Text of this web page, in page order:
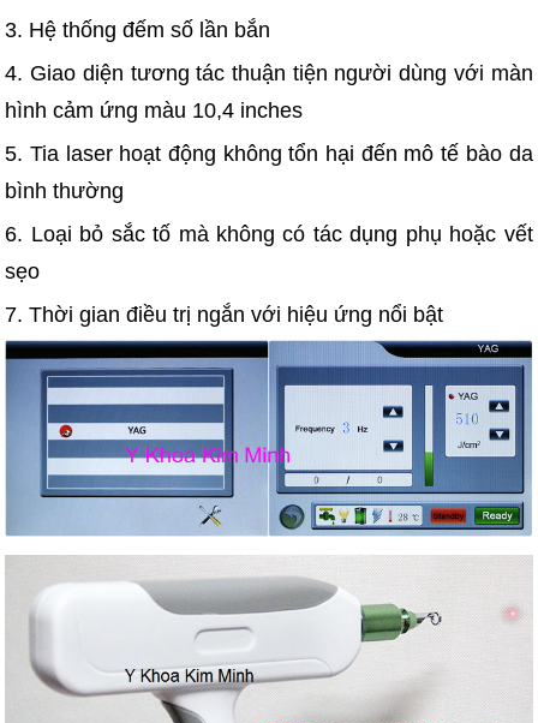
3. Hệ thống đếm số lần bắn
4. Giao diện tương tác thuận tiện người dùng với màn
hình cảm ứng màu 10,4 inches
5. Tia laser hoạt động không tổn hại đến mô tế bào da
bình thường
6. Loại bỏ sắc tố mà không có tác dụng phụ hoặc vết
sẹo
7. Thời gian điều trị ngắn với hiệu ứng nổi bật